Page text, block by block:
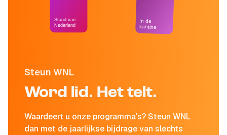
Steun WNL
Word lid. Het telt.
Waardeert u onze programma's? Steun WNL
dan met de jaarlijkse bijdrage van slechts
Stand van
Nederland
In de
kantine